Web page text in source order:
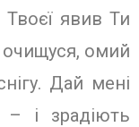
явив Ти
очищуся, омий
Дай мені
– і зрадіють